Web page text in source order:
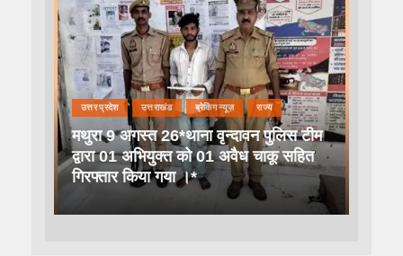
उत्तर प्रदेश उत्तराखंड ब्रेकिंग न्यूज़ राज्य
मथुरा 9 अगस्त 26*थाना वृन्दावन पुलिस टीम
द्वारा 01 अभियुक्त को 01 अवैध चाकू सहित
गिरफ्तार किया गया ।*